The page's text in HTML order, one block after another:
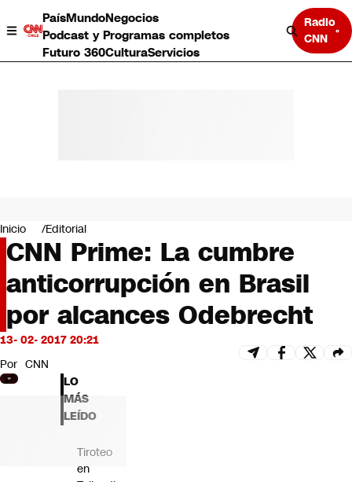
PaísMundoNegocios
Podcast y Programas completos
Futuro 360CulturaServicios
Radio
CNN
Negocios
Deportes
Programas completos
Cultura
Servicios
Bits
CNN tiempo
Futuro 360
Opinión
Inicio Editorial
CNN Prime: La cumbre
anticorrupción en Brasil
por alcances Odebrecht
13- 02- 2017 20:21
Por CNN
LO
MÁS
LEÍDO
Tiroteo
en